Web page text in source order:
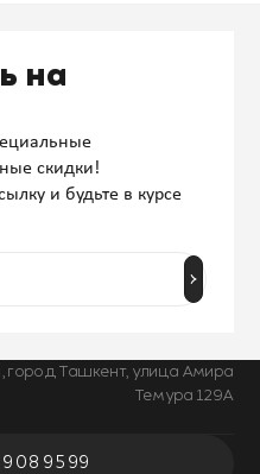
город Ташкент, улица Амира
Темура 129А
95 99
на
скидки!
и будьте в курсе